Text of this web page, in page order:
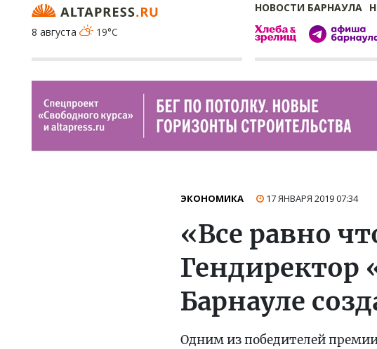
НОВОСТИ БАРНАУЛА
8 августа
19°C
ЭКОНОМИКА 17 ЯНВАРЯ 201907:34
«Все равно
Гендиректор
Барнауле
Одним из победителей